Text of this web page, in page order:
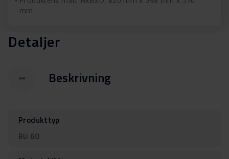
mm
Detaljer
Beskrivning
Produkttyp
BU 60